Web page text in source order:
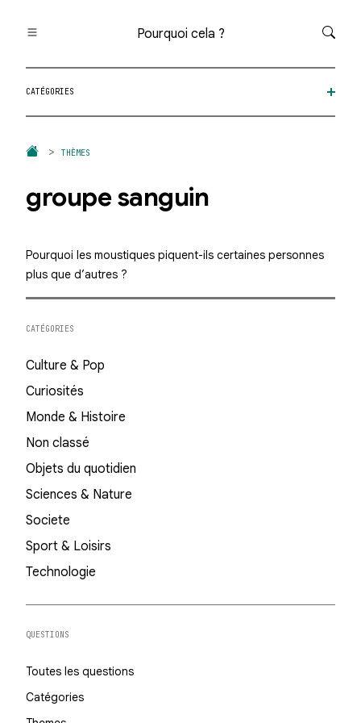
Pourquoi cela ?
Toutes les questions
Catégories
Question au hasard
CATÉGORIES
THÈMES
groupe sanguin
Pourquoi les moustiques piquent-ils certaines personnes
plus que d’autres ?
CATÉGORIES
Culture & Pop
Curiosités
Monde & Histoire
Non classé
Objets du quotidien
Sciences & Nature
Societe
Sport & Loisirs
Technologie
QUESTIONS
Toutes les questions
Catégories